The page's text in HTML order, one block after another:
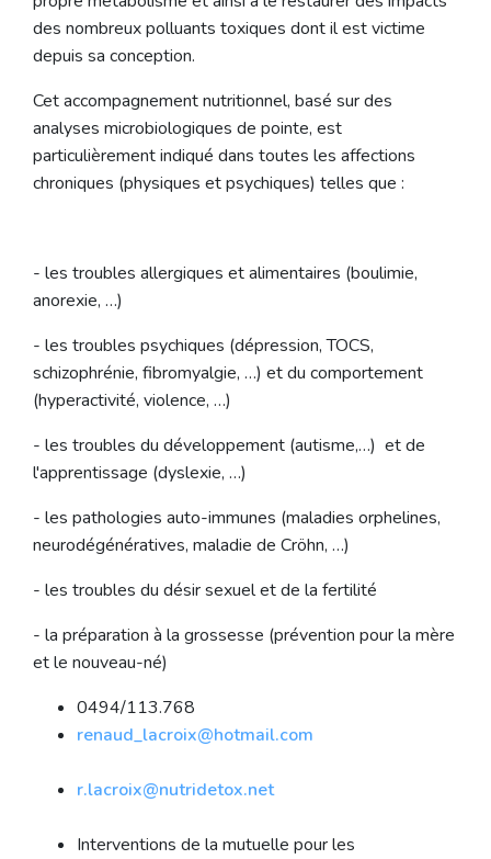
des nombreux polluants toxiques dont il est victime
depuis sa conception.
Cet accompagnement nutritionnel, basé sur des
analyses microbiologiques de pointe, est
particulièrement indiqué dans toutes les affections
chroniques (physiques et psychiques) telles que :
- les troubles allergiques et alimentaires (boulimie,
anorexie, …)
- les troubles psychiques (dépression, TOCS,
schizophrénie, fibromyalgie, …) et du comportement
(hyperactivité, violence, …)
- les troubles du développement (autisme,…) et de
l'apprentissage (dyslexie, …)
- les pathologies auto-immunes (maladies orphelines,
neurodégénératives, maladie de Cröhn, …)
- les troubles du désir sexuel et de la fertilité
- la préparation à la grossesse (prévention pour la mère
et le nouveau-né)
0494/113.768
renaud_lacroix@hotmail.com
r.lacroix@nutridetox.net
Interventions de la mutuelle pour les